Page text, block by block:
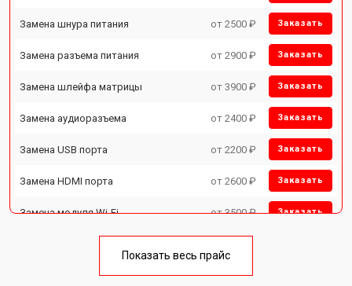
Замена шнура питания от 2500 ₽ Заказать
Замена разъема питания от 2900 ₽ Заказать
Замена шлейфа матрицы от 3900 ₽ Заказать
Замена аудиоразъема от 2400 ₽ Заказать
Замена USB порта от 2200 ₽ Заказать
Замена HDMI порта от 2600 ₽ Заказать
Замена модуля Wi-Fi от 3500 ₽ Заказать
Замена блока питания от 3700 ₽
Показать весь прайс